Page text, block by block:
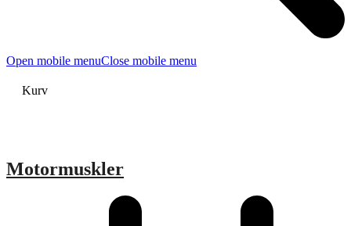
Open mobile menuClose mobile menu
Kurv
Motormuskler